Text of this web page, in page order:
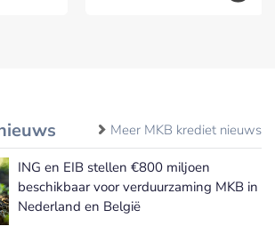
Meer MKB krediet nieuws
ING en EIB stellen €800 miljoen
beschikbaar voor verduurzaming MKB in
Nederland en België